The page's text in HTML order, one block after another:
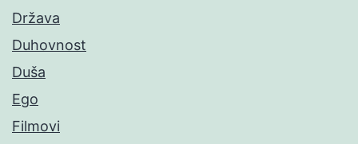
Država
Duhovnost
Duša
Ego
Filmovi